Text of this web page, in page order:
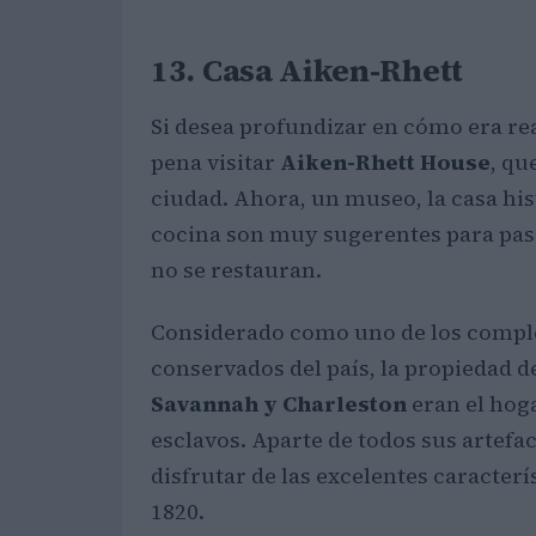
13. Casa Aiken-Rhett
Si desea profundizar en cómo era
pena visitar Aiken-Rhett House,
ciudad. Ahora, un museo, la casa
cocina son muy sugerentes para
no se restauran.
Considerado como uno de los
conservados del país, la propiedad
Savannah y Charleston eran el
esclavos. Aparte de todos sus
disfrutar de las excelentes
1820.